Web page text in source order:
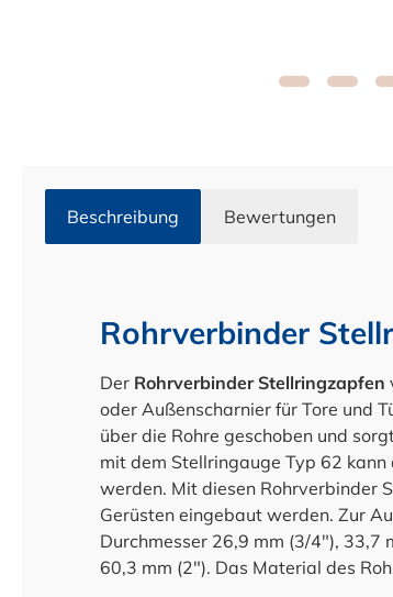
Beschreibung Bewertungen
Rohrverbinder
Der Rohrverbinder Stellringzapfen
oder Außenscharnier für Tore und
über die Rohre geschoben und
mit dem Stellringauge Typ 62
werden. Mit diesen Rohrverbinder
Gerüsten eingebaut werden. Zur
Durchmesser 26,9 mm (3/4"), 33,7
60,3 mm (2"). Das Material des